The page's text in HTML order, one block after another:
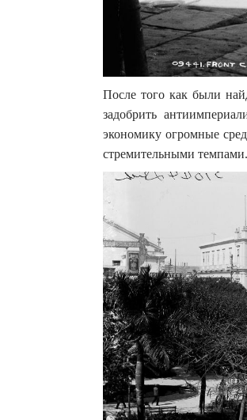
После того как были
задобрить
экономику огромные
стремительными